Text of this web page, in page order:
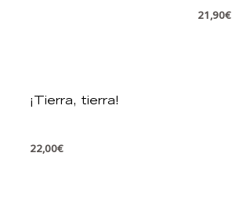
¡Tierra, tierra!
22,00€
21,90€